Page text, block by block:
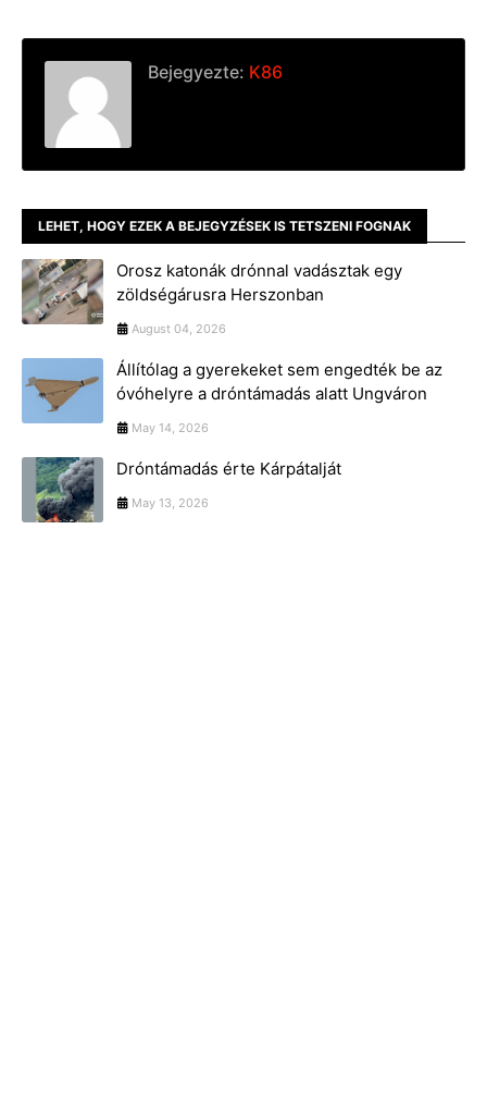
Bejegyezte: K86
LEHET, HOGY EZEK A BEJEGYZÉSEK IS TETSZENI FOGNAK
Orosz katonák drónnal vadásztak egy
zöldségárusra Herszonban
August 04, 2026
Állítólag a gyerekeket sem engedték be az
óvóhelyre a dróntámadás alatt Ungváron
May 14, 2026
Dróntámadás érte Kárpátalját
May 13, 2026